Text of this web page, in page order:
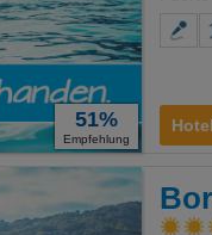
51%
Empfehlung